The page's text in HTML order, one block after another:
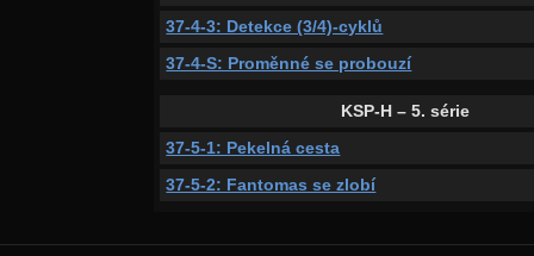
37-4-3: Detekce (3/4)-cyklů
37-4-S: Proměnné se probouzí
KSP-H – 5. série
37-5-1: Pekelná cesta
37-5-2: Fantomas se zlobí